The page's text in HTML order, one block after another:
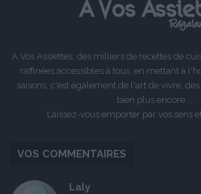
A Vos Assiettes, des milliers de recettes de
raffinées accessibles à tous, en mettant à
saisons, c'est également de l'art de vivre,
bien plus encore ...
Laissez-vous emporter par vos sens
VOS COMMENTAIRES
Laly